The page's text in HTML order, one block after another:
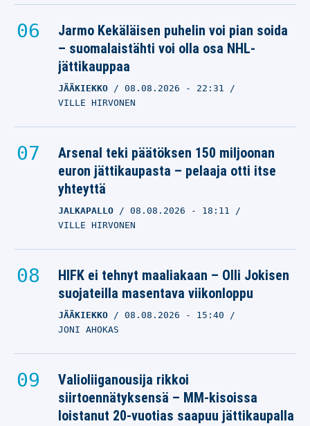
Jarmo Kekäläisen puhelin voi pian soida
– suomalaistähti voi olla osa NHL-
jättikauppaa
JÄÄKIEKKO 08.08.2026 - 22:31
VILLE HIRVONEN
Arsenal teki päätöksen 150 miljoonan
euron jättikaupasta – pelaaja otti itse
yhteyttä
JALKAPALLO 08.08.2026 - 18:11
VILLE HIRVONEN
HIFK ei tehnyt maaliakaan – Olli Jokisen
suojateilla masentava viikonloppu
JÄÄKIEKKO 08.08.2026 - 15:40
JONI AHOKAS
Valioliiganousija rikkoi
siirtoennätyksensä – MM-kisoissa
loistanut 20-vuotias saapuu jättikaupalla